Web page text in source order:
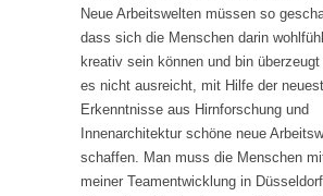
Neue Arbeitswelten müssen so
dass sich die Menschen darin
kreativ sein können und bin
es nicht ausreicht, mit Hilfe der
Erkenntnisse aus Hirnforschung und
Innenarchitektur schöne neue
schaffen. Man muss die Menschen
meiner Teamentwicklung in